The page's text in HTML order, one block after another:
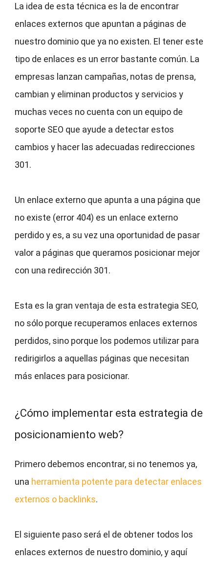
La idea de esta técnica es la de encontrar
enlaces externos que apuntan a páginas de
nuestro dominio que ya no existen. El tener este
tipo de enlaces es un error bastante común. La
empresas lanzan campañas, notas de prensa,
cambian y eliminan productos y servicios y
muchas veces no cuenta con un equipo de
soporte SEO que ayude a detectar estos
cambios y hacer las adecuadas redirecciones
301.
Un enlace externo que apunta a una página que
no existe (error 404) es un enlace externo
perdido y es, a su vez una oportunidad de pasar
valor a páginas que queramos posicionar mejor
con una redirección 301.
Esta es la gran ventaja de esta estrategia SEO,
no sólo porque recuperamos enlaces externos
perdidos, sino porque los podemos utilizar para
redirigirlos a aquellas páginas que necesitan
más enlaces para posicionar.
¿Cómo implementar esta estrategia de
posicionamiento web?
Primero debemos encontrar, si no tenemos ya,
una herramienta potente para detectar enlaces
externos o backlinks.
El siguiente paso será el de obtener todos los
enlaces externos de nuestro dominio, y aquí